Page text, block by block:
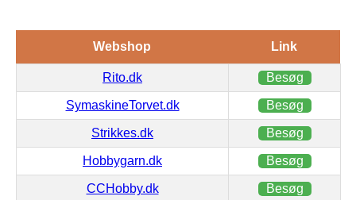
Webshop Link
Rito.dk Besøg
SymaskineTorvet.dk Besøg
Strikkes.dk Besøg
Hobbygarn.dk Besøg
CCHobby.dk Besøg